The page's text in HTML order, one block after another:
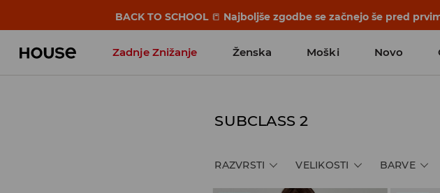
BACK TO SCHOOL 📒 Najboljše zgodbe se začnejo še pred
Zadnje Znižanje Ženska Moški Novo
SUBCLASS 2
RAZVRSTI VELIKOSTI BARVE